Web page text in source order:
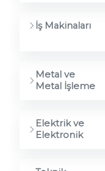
İş Makinaları
Metal ve
Metal İşleme
Elektrik ve
Elektronik